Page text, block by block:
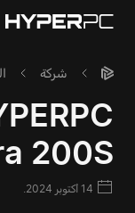
شركة
200S